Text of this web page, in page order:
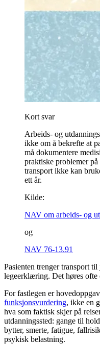
Kort svar
Arbeids- og
ikke om å bekrefte at
må dokumentere
praktiske problemer
transport ikke kan
ett år.
Kilde:
NAV om arbeids- og
og
NAV 76-13.91
Pasienten trenger transport
legeerklæring. Det høres ofte
For fastlegen er
funksjonsvurdering, ikke en
hva som faktisk skjer på
utdanningssted: gange til
bytter, smerte, fatigue,
psykisk belastning.